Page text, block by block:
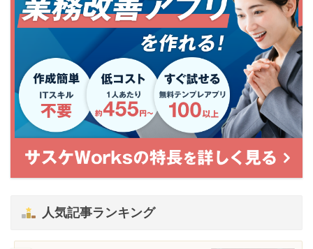
人気記事ランキング